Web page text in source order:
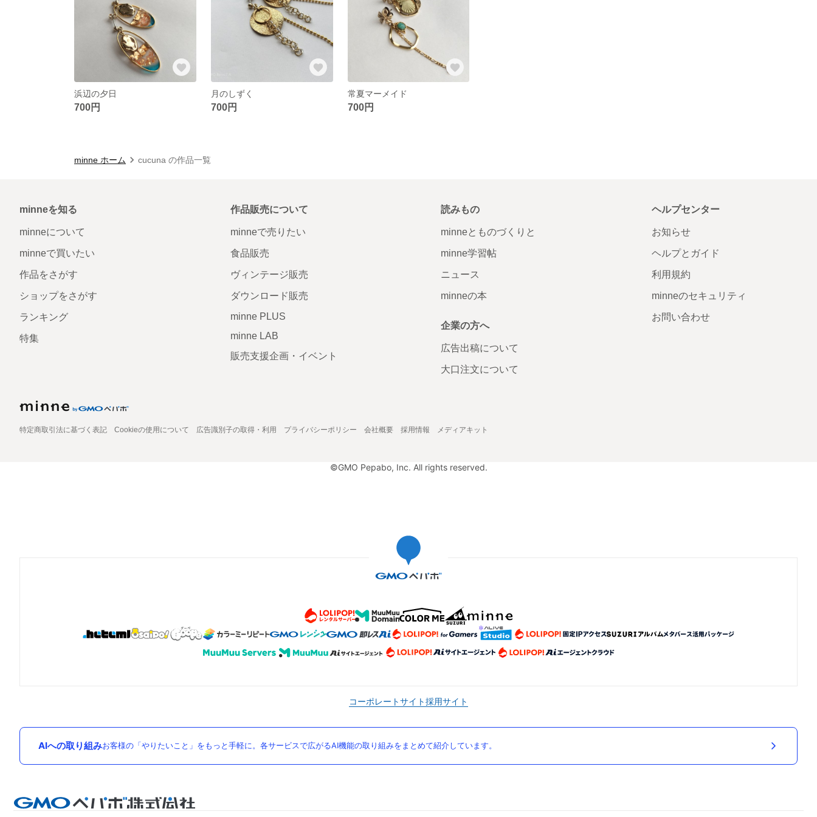
浜辺の夕日
700円
月のしずく
700円
常夏マーメイド
700円
minne ホーム cucuna の作品一覧
minneを知る
minneについて
minneで買いたい
作品をさがす
ショップをさがす
ランキング
特集
作品販売について
minneで売りたい
食品販売
ヴィンテージ販売
ダウンロード販売
minne PLUS
minne LAB
販売支援企画・イベント
読みもの
minneとものづくりと
minne学習帖
ニュース
minneの本
企業の方へ
広告出稿について
大口注文について
ヘルプセンター
お知らせ
ヘルプとガイド
利用規約
minneのセキュリティ
お問い合わせ
特定商取引法に基づく表記 Cookieの使用について 広告識別子の取得・利用 プライバシーポリシー 会社概要 採用情報 メディアキット
©GMO Pepabo, Inc. All rights reserved.
コーポレートサイト採用サイト
AIへの取り組みお客様の「やりたいこと」をもっと手軽に。各サービスで広がるAI機能の取り組みをまとめて紹介しています。